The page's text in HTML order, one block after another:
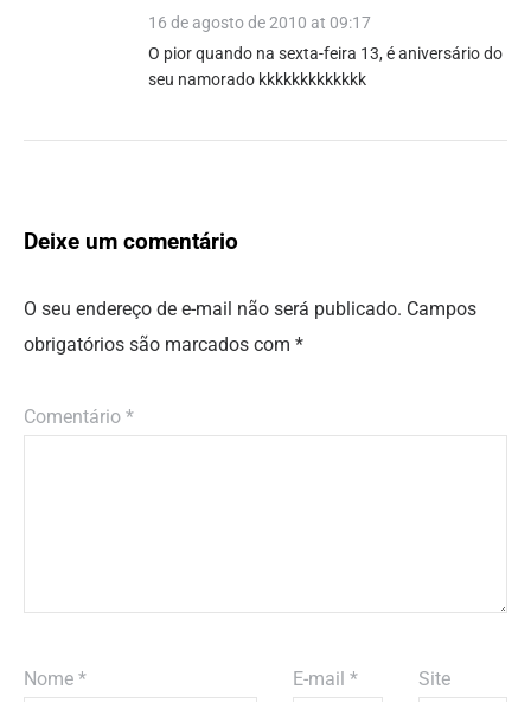
16 de agosto de 2010 at 09:17
O pior quando na sexta-feira 13, é aniversário do
seu namorado kkkkkkkkkkkkk
Deixe um comentário
O seu endereço de e-mail não será publicado. Campos
obrigatórios são marcados com *
Comentário *
Nome * E-mail * Site